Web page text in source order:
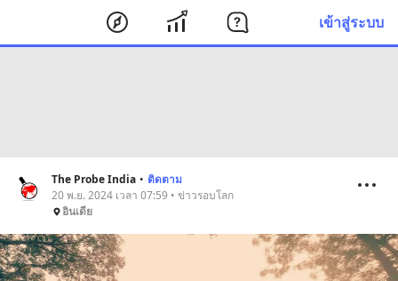
เข้าสู่ระบบ
The Probe India • ติดตาม
20 พ.ย. 2024 เวลา 07:59 • ข่าวรอบโลก
อินเดีย